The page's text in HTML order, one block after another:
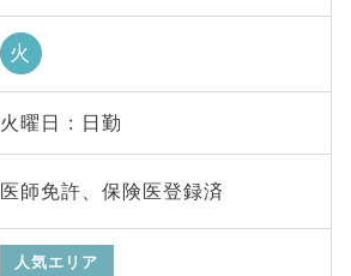
火
火曜日 : 日勤
医師免許、保険医登録済
人気エリア